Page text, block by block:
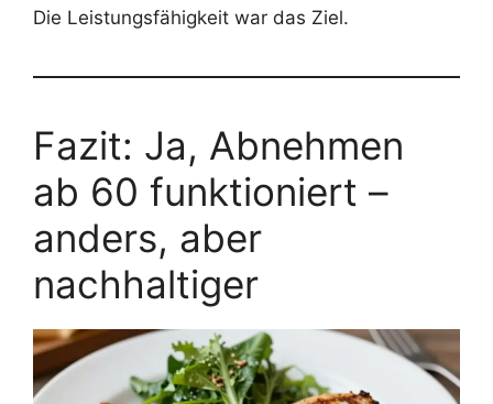
Die Leistungsfähigkeit war das Ziel.
Fazit: Ja, Abnehmen
ab 60 funktioniert –
anders, aber
nachhaltiger